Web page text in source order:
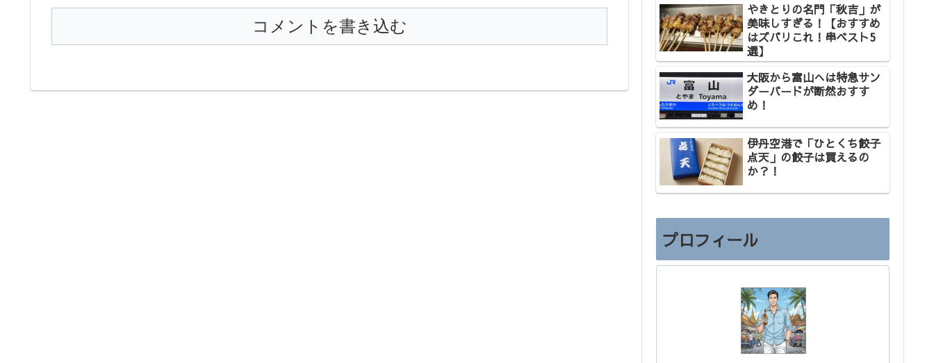
コメントを書き込む
やきとりの名門「秋吉」が
美味しすぎる！【おすすめ
はズバリこれ！串ベスト5
選】
大阪から富山へは特急サン
ダーバードが断然おすす
め！
伊丹空港で「ひとくち餃子
点天」の餃子は買えるの
か？！
プロフィール